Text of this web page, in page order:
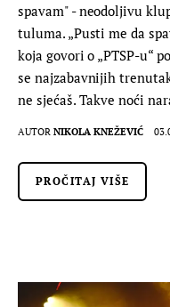
spavam" - neodoljivu
tuluma. „Pusti me da
koja govori o „PTSP-u“
se najzabavnijih
ne sjećaš. Takve noći
AUTOR NIKOLA KNEŽEVIĆ
PROČITAJ VIŠE